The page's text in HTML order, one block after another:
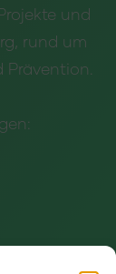
und
rund um